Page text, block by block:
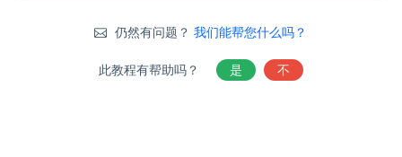
仍然有问题？我们能帮您什么吗？
此教程有帮助吗？ 是 不